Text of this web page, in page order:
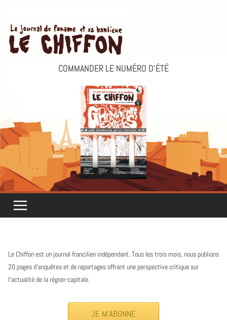
contenu
COMMANDER LE NUMÉRO D’ÉTÉ
Le Chiffon est un journal francilien indépendant. Tous les trois mois, nous publions
20 pages d’enquêtes et de reportages offrant une perspective critique sur
l’actualité de la région-capitale.
JE M'ABONNE